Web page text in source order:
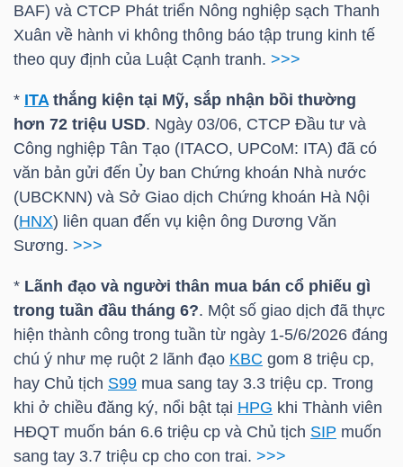
BAF) và CTCP Phát triển Nông nghiệp sạch Thanh
Xuân về hành vi không thông báo tập trung kinh tế
theo quy định của Luật Cạnh tranh. >>>
* ITAthắng kiện tại Mỹ, sắp nhận bồi thường
hơn 72 triệu USD. Ngày 03/06, CTCP Đầu tư và
Công nghiệp Tân Tạo (ITACO, UPCoM: ITA) đã có
văn bản gửi đến Ủy ban Chứng khoán Nhà nước
(UBCKNN) và Sở Giao dịch Chứng khoán Hà Nội
(HNX) liên quan đến vụ kiện ông Dương Văn
Sương. >>>
* Lãnh đạo và người thân mua bán cổ phiếu gì
trong tuần đầu tháng 6?. Một số giao dịch đã thực
hiện thành công trong tuần từ ngày 1-5/6/2026 đáng
chú ý như mẹ ruột 2 lãnh đạo KBC gom 8 triệu cp,
hay Chủ tịch S99 mua sang tay 3.3 triệu cp. Trong
khi ở chiều đăng ký, nổi bật tại HPG khi Thành viên
HĐQT muốn bán 6.6 triệu cp và Chủ tịch SIP muốn
sang tay 3.7 triệu cp cho con trai. >>>
KINH
THẾ
GIỚI
ĐÔNG
DƯƠNG
TÀI
CHÍNH
CÁ